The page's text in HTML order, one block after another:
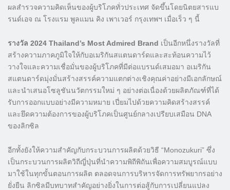
ผลสำรวจความคิดเห็นของผู้บริโภคทั่วประเทศ จัดขึ้นโดยนิตยสารแบ
รนด์เอจ ณ โรงแรม พูลแมน คิง เพาเวอร์ กรุงเทพฯ เมื่อเร็ว ๆ นี้
รางวัล 2024 Thailand’s Most Admired Brand เป็นอีกหนึ่งรางวัลที่
สร้างความภาคภูมิใจให้กับอเมริกันสแตนดาร์ดและสะท้อนความไว้
วางใจและความเชื่อมั่นของผู้บริโภคที่มีต่อแบรนด์เสมอมา อเมริกัน
สแตนดาร์ดมุ่งมั่นสร้างสรรค์ความแตกต่างเชิงคุณค่าอย่างมีเอกลักษณ์
และนำเสนอโซลูชันนวัตกรรมใหม่ ๆ อย่างต่อเนื่องด้วยผลิตภัณฑ์ที่ได้
รับการออกแบบอย่างมีความหมาย เปี่ยมไปด้วยความคิดสร้างสรรค์
และยึดความต้องการของผู้บริโภคเป็นศูนย์กลางเปรียบเสมือน DNA
ของลิกซิล
อีกทั้งยังให้ความสำคัญกับกระบวนการผลิตด้วยวิธี “Monozukuri” ซึ่ง
เป็นกระบวนการผลิตวิถีญี่ปุ่นที่นำความพิถีพิถันเพื่อความสมบูรณ์แบบ
มาใช้ในทุกขั้นตอนการผลิต ตลอดจนการบริหารจัดการทรัพยากรอย่าง
ยั่งยืน ลิกซิลมีบทบาทสำคัญอย่างยิ่งในการต่อสู้กับการเปลี่ยนแปลง